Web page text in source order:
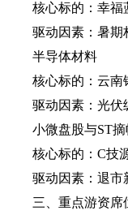
核心标的​：幸福
驱动因素​：暑期
​半导体材料​
核心标的​：云南
驱动因素​：光伏
小微盘股与ST摘
核心标的​：C技
驱动因素​：退市
三、重点游资席